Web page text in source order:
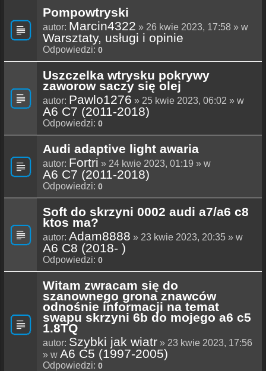
Pompowtryski
autor: Marcin4322 » 26 kwie 2023, 17:58 » w
Warsztaty, usługi i opinie
Odpowiedzi: 0
Uszczelka wtrysku pokrywy
zaworow saczy się olej
autor: Pawlo1276 » 25 kwie 2023, 06:02 » w
A6 C7 (2011-2018)
Odpowiedzi: 0
Audi adaptive light awaria
autor: Fortri » 24 kwie 2023, 01:19 » w
A6 C7 (2011-2018)
Odpowiedzi: 0
Soft do skrzyni 0002 audi a7/a6 c8
ktos ma?
autor: Adam8888 » 23 kwie 2023, 20:35 » w
A6 C8 (2018- )
Odpowiedzi: 0
Witam zwracam się do
szanownego grona znawców
odnośnie informacji na temat
swapu skrzyni 6b do mojego a6 c5
1.8TQ
autor: Szybki jak wiatr » 23 kwie 2023, 17:56
» w A6 C5 (1997-2005)
Odpowiedzi: 0